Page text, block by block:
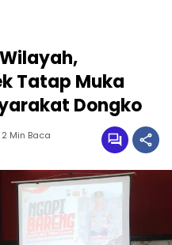
Tatap Muka
Dongko
2 Min Baca